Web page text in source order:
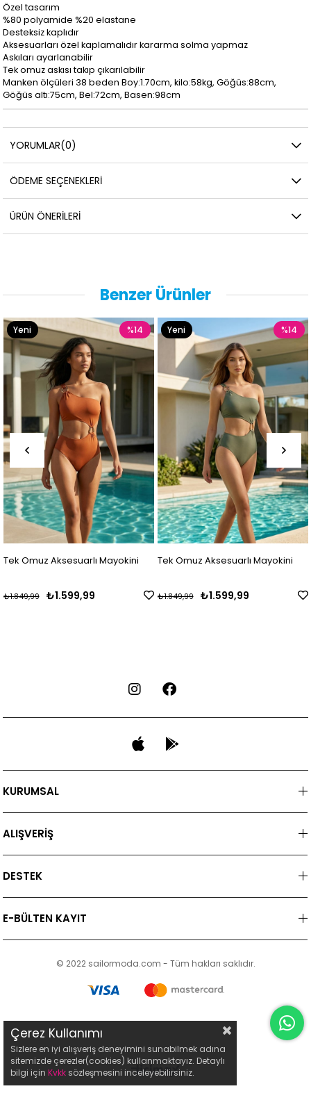
Özel tasarım
%80 polyamide %20 elastane
Desteksiz kaplıdır
Aksesuarları özel kaplamalıdır kararma solma yapmaz
Askıları ayarlanabilir
Tek omuz askısı takıp çıkarılabilir
Manken ölçüleri 38 beden Boy:1.70cm, kilo:58kg, Göğüs:88cm,
Göğüs altı:75cm, Bel:72cm, Basen:98cm
YORUMLAR(0)
ÖDEME SEÇENEKLERI
ÜRÜN ÖNERILERI
Benzer Ürünler
Tek Omuz Aksesuarlı Mayokini
₺1.599,99
₺1.849,99
%14
Yeni
Ürün
Tek Omuz Aksesuarlı Mayokini
₺1.599,99
₺1.849,99
%14
Yeni
KURUMSAL
ALIŞVERİŞ
DESTEK
E-BÜLTEN KAYIT
© 2022 sailormoda.com - Tüm hakları saklıdır.
Çerez Kullanımı
Sizlere en iyi alışveriş deneyimini sunabilmek adına
sitemizde çerezler(cookies) kullanmaktayız. Detaylı
bilgi için Kvkk sözleşmesini inceleyebilirsiniz.